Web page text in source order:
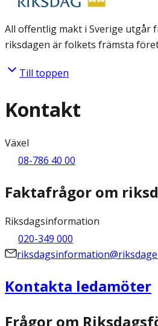
All offentlig makt i Sverige utgår
riksdagen är folkets främsta
Till toppen
Kontakt
Växel
08-786 40 00
Faktafrågor om
Riksdagsinformation
020-349 000
Kontakta ledamöter
Frågor om